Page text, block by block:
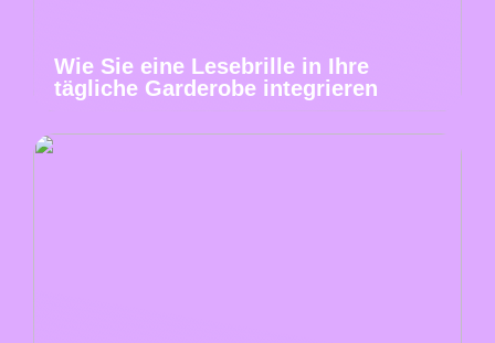
Wie Sie eine Lesebrille in Ihre
tägliche Garderobe integrieren